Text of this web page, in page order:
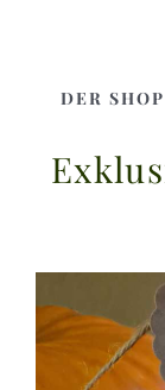
Restaurant
Anfahrt +
DER